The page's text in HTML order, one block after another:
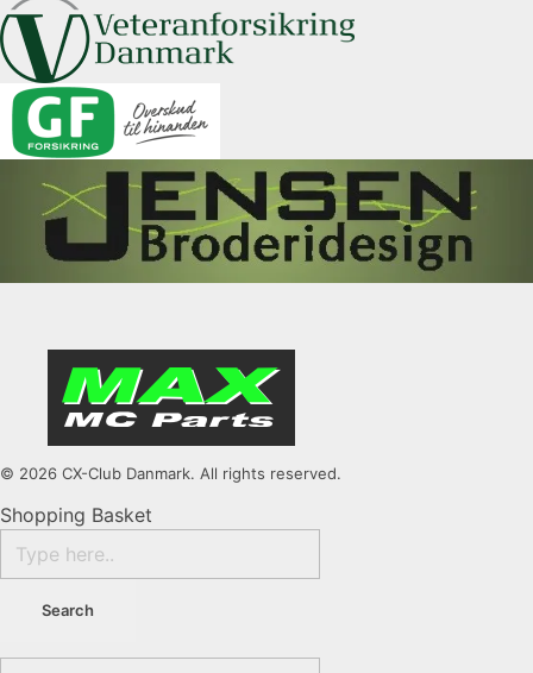
© 2026 CX-Club Danmark. All rights reserved.
Shopping Basket